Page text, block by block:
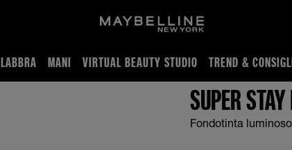
LABBRA MANI VIRTUAL BEAUTY STUDIO TREND &
Fondotinta 30H
SUPER
Fondotinta